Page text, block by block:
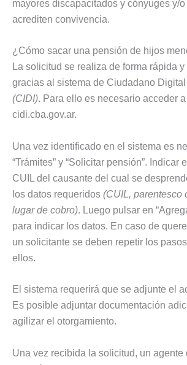
mayores discapacitados y cónyuges y/
acrediten convivencia.
¿Cómo sacar una pensión de hijos
La solicitud se realiza de forma rápida
gracias al sistema de Ciudadano
(CIDI). Para ello es necesario acceder
cidi.cba.gov.ar.
Una vez identificado en el sistema es
“Trámites” y “Solicitar pensión”. Indicar
CUIL del causante del cual se
los datos requeridos (CUIL, parentesco
lugar de cobro). Luego pulsar en
para indicar los datos. En caso de
un solicitante se deben repetir los
ellos.
El sistema requerirá que se adjunte el
Es posible adjuntar documentación
agilizar el otorgamiento.
Una vez recibida la solicitud, un agente